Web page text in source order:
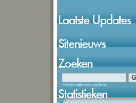
Gedetailleerd zoeken